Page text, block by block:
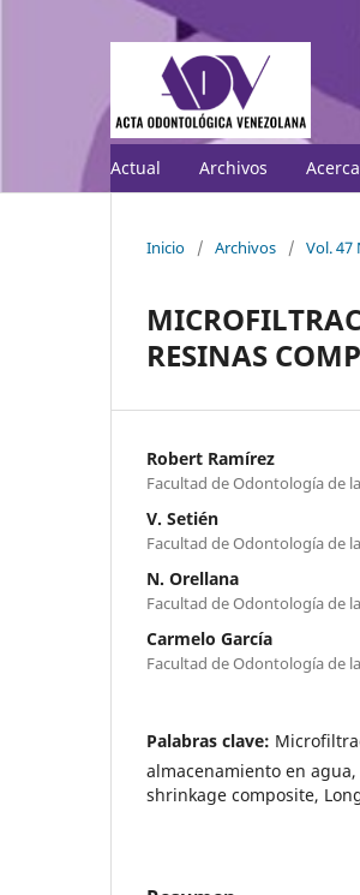
Actual Archivos
Inicio / Archivos / Vol. 47
RESINAS
Robert Ramírez
Facultad de Odontología de
V. Setién
Facultad de Odontología de
N. Orellana
Facultad de Odontología de
Carmelo García
Facultad de Odontología de
Palabras clave:
almacenamiento en
shrinkage composite,